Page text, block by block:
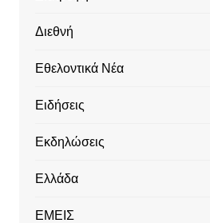
Διεθνή
Εθελοντικά Νέα
Ειδήσεις
Εκδηλώσεις
Ελλάδα
ΕΜΕΙΣ